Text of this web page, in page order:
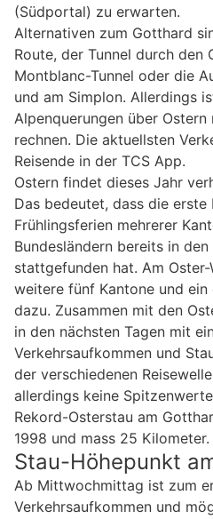
(Südportal) zu erwarten.
Alternativen zum Gotthard
Route, der Tunnel durch den
Montblanc-Tunnel oder die
und am Simplon. Allerdings
Alpenquerungen über
rechnen. Die aktuellsten
Reisende in der TCS App.
Ostern findet dieses Jahr
Das bedeutet, dass die erste
Frühlingsferien mehrerer
Bundesländern bereits in
stattgefunden hat. Am
weitere fünf Kantone und ein
dazu. Zusammen mit den
in den nächsten Tagen mit
Verkehrsaufkommen und
der verschiedenen
allerdings keine
Rekord-Osterstau am
1998 und mass 25 Kilometer.
Stau-Höhepunkt
Ab Mittwochmittag ist zum
Verkehrsaufkommen und